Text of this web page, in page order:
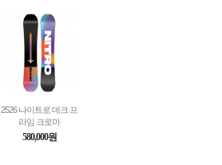
2526 나이트로 데크 프
라임 크로마
580,000원